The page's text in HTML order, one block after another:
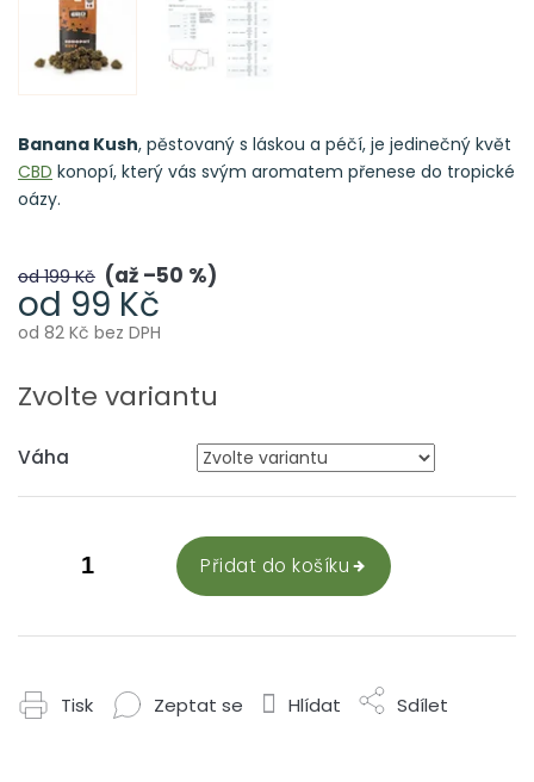
od 199 Kč až –50 %
od 99 Kč
od 82 Kč bez DPH
cena:
Zvolte variantu
Váha
Přidat do košíku
Banana Kush, pěstovaný s láskou a péčí, je jedinečný květ
CBD konopí, který vás svým aromatem přenese do tropické
oázy.
Tisk Zeptat se Hlídat Sdílet